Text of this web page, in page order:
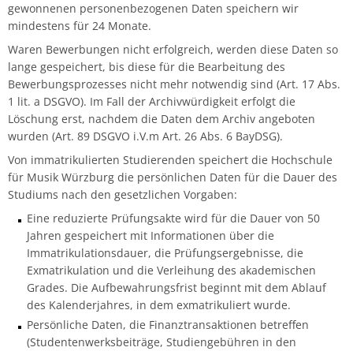
gewonnenen personenbezogenen Daten speichern wir
mindestens für 24 Monate.
Waren Bewerbungen nicht erfolgreich, werden diese Daten so
lange gespeichert, bis diese für die Bearbeitung des
Bewerbungsprozesses nicht mehr notwendig sind (Art. 17 Abs.
1 lit. a DSGVO). Im Fall der Archivwürdigkeit erfolgt die
Löschung erst, nachdem die Daten dem Archiv angeboten
wurden (Art. 89 DSGVO i.V.m Art. 26 Abs. 6 BayDSG).
Von immatrikulierten Studierenden speichert die Hochschule
für Musik Würzburg die persönlichen Daten für die Dauer des
Studiums nach den gesetzlichen Vorgaben:
Eine reduzierte Prüfungsakte wird für die Dauer von 50
Jahren gespeichert mit Informationen über die
Immatrikulationsdauer, die Prüfungsergebnisse, die
Exmatrikulation und die Verleihung des akademischen
Grades. Die Aufbewahrungsfrist beginnt mit dem Ablauf
des Kalenderjahres, in dem exmatrikuliert wurde.
Persönliche Daten, die Finanztransaktionen betreffen
(Studentenwerksbeiträge, Studiengebühren in den